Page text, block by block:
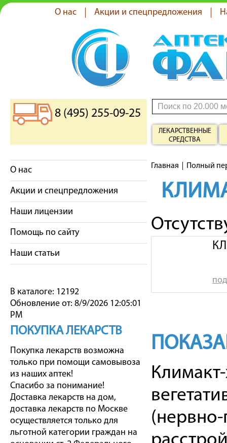
О нас Акции и спецпредложения
8 (495) 255-09-25
ЛЕКАРСТВЕННЫЕ
СРЕДСТВА
О нас
Акции и спецпредложения
Наши лицензии
Помощь по сайту
Наши статьи
В каталоге: 12192
Обновление от: 8/9/2026 12:05:01
PM
ПОКУПКА ЛЕКАРСТВ
Покупка лекарств возможна
только при помощи самовывоза
из наших аптек!
Спасибо за понимание!
Доставка лекарств на дом,
доставка лекарств по Москве
осуществляется только для
льготной категории граждан на
Главная Полный